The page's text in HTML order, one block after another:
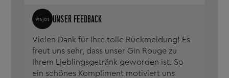
Vielen Dank für Ihre tolle Rückmeldung! Es
freut uns sehr, dass unser Gin Rouge zu
Ihrem Lieblingsgetränk geworden ist. So
ein schönes Kompliment motiviert uns